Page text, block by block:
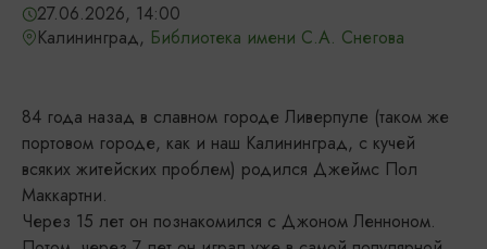
27.06.2026, 14:00
Калининград, Библиотека имени С.A. Снегова
84 года назад в славном городе Ливерпуле (таком же
портовом городе, как и наш Калининград, с кучей
всяких житейских проблем) родился Джеймс Пол
Маккартни.
Через 15 лет он познакомился с Джоном Ленноном.